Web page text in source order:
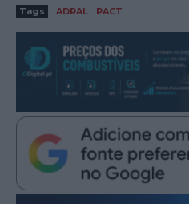
Tags ADRAL PACT